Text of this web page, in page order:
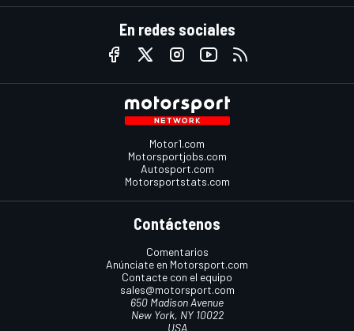
En redes sociales
Motor1.com
Motorsportjobs.com
Autosport.com
Motorsportstats.com
Contáctenos
Comentarios
Anúnciate en Motorsport.com
Contacte con el equipo
sales@motorsport.com
650 Madison Avenue
New York, NY 10022
USA